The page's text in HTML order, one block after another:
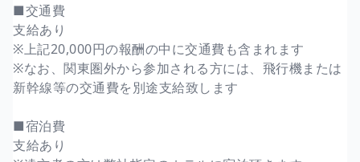
■交通費
支給あり
※上記20,000円の報酬の中に交通費も含まれます
※なお、関東圏外から参加される方には、飛行機または
新幹線等の交通費を別途支給致します
■宿泊費
支給あり